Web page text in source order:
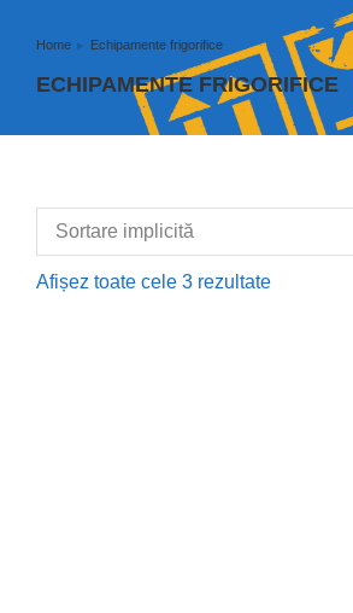
You are here:
Home Echipamente frigorifice
ECHIPAMENTE FRIGORIFICE
Afișez toate cele 3 rezultate